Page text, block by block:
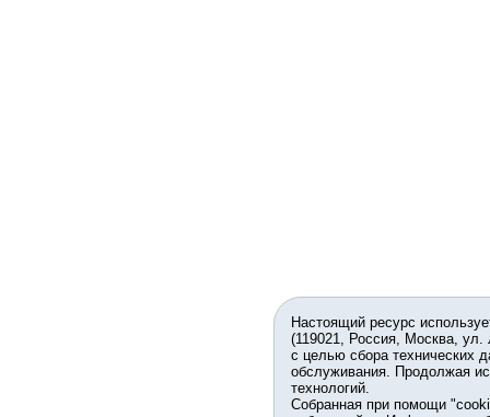
Настоящий ресурс
(119021, Россия, Москва,
с целью сбора технических
обслуживания. Продолжая
технологий.
Собранная при помощи